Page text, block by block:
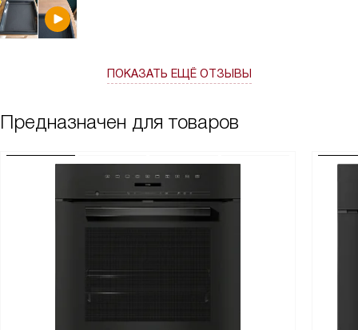
ПОКАЗАТЬ ЕЩЁ ОТЗЫВЫ
Предназначен для товаров